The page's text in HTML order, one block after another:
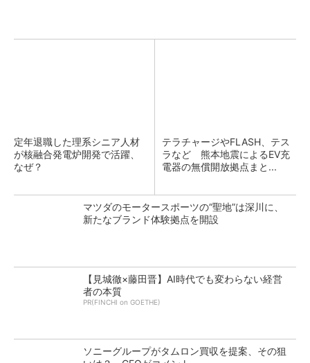
定年退職した理系シニア人材
が核融合発電炉開発で活躍、
なぜ？
テラチャージやFLASH、テス
ラなど 熊本地震によるEV充
電器の無償開放拠点まと...
マツダのモータースポーツの“聖地”は深川に、
新たなブランド体験拠点を開設
【見城徹×藤田晋】AI時代でも変わらない経営
者の本質
PR(FINCHI on GOETHE)
ソニーグループがタムロン買収を提案、その狙